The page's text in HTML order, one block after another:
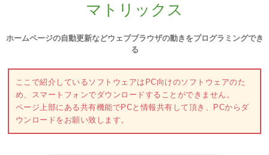
マトリックス
ホームページの自動更新などウェブブラウザの動きをプログラミングでき
る
ここで紹介しているソフトウェアはPC向けのソフトウェアのた
め、スマートフォンでダウンロードすることができません。
ページ上部にある共有機能でPCと情報共有して頂き、PCからダ
ウンロードをお願い致します。